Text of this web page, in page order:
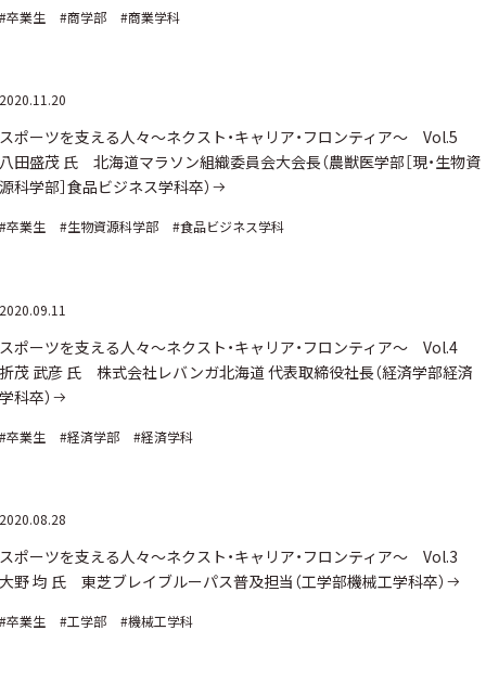
卒業生 #商学部 #商業学科
ポーツを支える人々～ネクスト・キャリア・フロンティア～ Vol.5
田盛茂 氏 北海道マラソン組織委員会大会長（農獣医学部［現・生物資
科学部］食品ビジネス学科卒）
卒業生 #生物資源科学部 #食品ビジネス学科
ポーツを支える人々～ネクスト・キャリア・フロンティア～ Vol.4
茂 武彦 氏 株式会社レバンガ北海道 代表取締役社長（経済学部経済
科卒）
卒業生 #経済学部 #経済学科
ポーツを支える人々～ネクスト・キャリア・フロンティア～ Vol.3
野 均 氏 東芝ブレイブルーパス普及担当（工学部機械工学科卒）
卒業生 #工学部 #機械工学科